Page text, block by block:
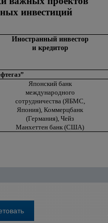
инвестиций
Иностранный инвестор
и кредитор
Японский банк
международного
сотрудничества (ЯБМС,
Япония), Коммерцбанк
(Германия), Чейз
Манхеттен банк (США)